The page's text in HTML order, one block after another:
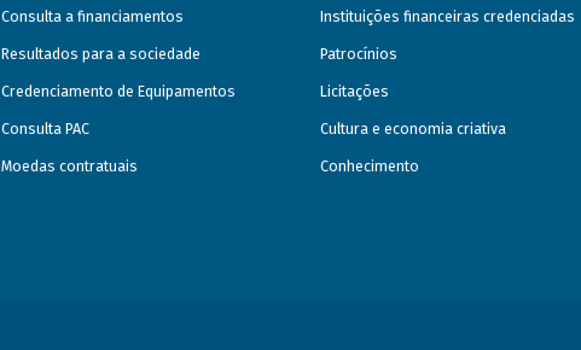
Consulta a financiamentos
Resultados para a sociedade
Credenciamento de Equipamentos
Consulta PAC
Moedas contratuais
Instituições financeiras credenciadas
Patrocínios
Licitações
Cultura e economia criativa
Conhecimento